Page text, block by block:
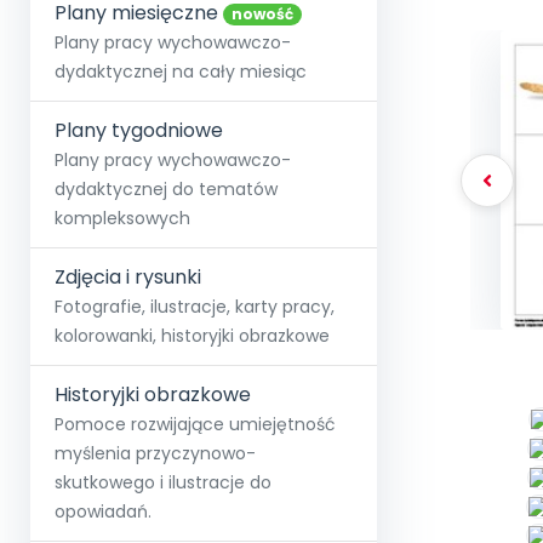
Społeczność
+48 12 631 04 10
kontakt@blizejprzedszkola.pl
O miesięczniku
Strona główna
Strefy,
O Akademii
Akademia
Poznaj pakiet MAX
Testuj przez 7 dni
E-
∞Pakiet
Pełen
Wszystkie projekty
Skontaktuj się
Dodaj wpis
Plany miesięczne nowość
Plany pracy wychowawczo-
dydaktycznej na cały miesiąc
Plany tygodniowe
Plany pracy wychowawczo-
dydaktycznej do tematów
kompleksowych
Zdjęcia i rysunki
Fotografie, ilustracje, karty pracy,
kolorowanki, historyjki obrazkowe
Historyjki obrazkowe
Pomoce rozwijające umiejętność
myślenia przyczynowo-
skutkowego i ilustracje do
opowiadań.